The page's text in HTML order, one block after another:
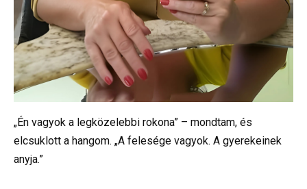
„Én vagyok a legközelebbi rokona” – mondtam, és
elcsuklott a hangom. „A felesége vagyok. A gyerekeinek
anyja.”